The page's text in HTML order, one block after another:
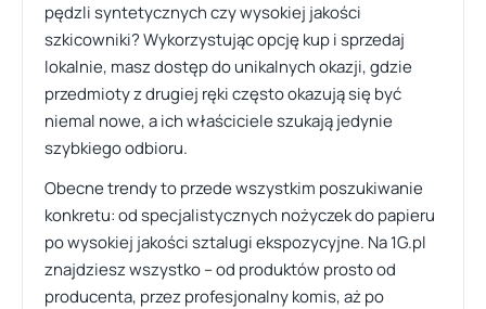
pędzli syntetycznych czy wysokiej jakości
szkicowniki? Wykorzystując opcję kup i sprzedaj
lokalnie, masz dostęp do unikalnych okazji, gdzie
przedmioty z drugiej ręki często okazują się być
niemal nowe, a ich właściciele szukają jedynie
szybkiego odbioru.
Obecne trendy to przede wszystkim poszukiwanie
konkretu: od specjalistycznych nożyczek do papieru
po wysokiej jakości sztalugi ekspozycyjne. Na 1G.pl
znajdziesz wszystko – od produktów prosto od
producenta, przez profesjonalny komis, aż po